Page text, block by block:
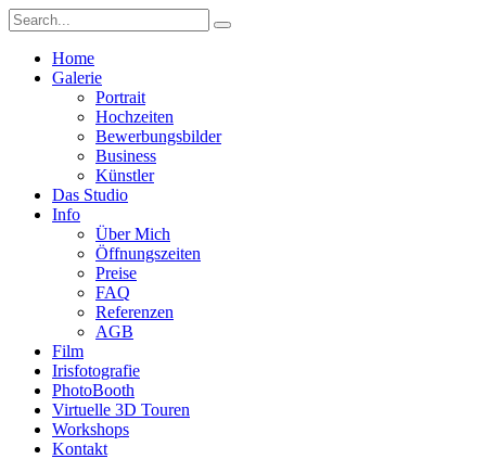
Home
Galerie
Portrait
Hochzeiten
Bewerbungsbilder
Business
Künstler
Das Studio
Info
Über Mich
Öffnungszeiten
Preise
FAQ
Referenzen
AGB
Film
Irisfotografie
PhotoBooth
Virtuelle 3D Touren
Workshops
Kontakt